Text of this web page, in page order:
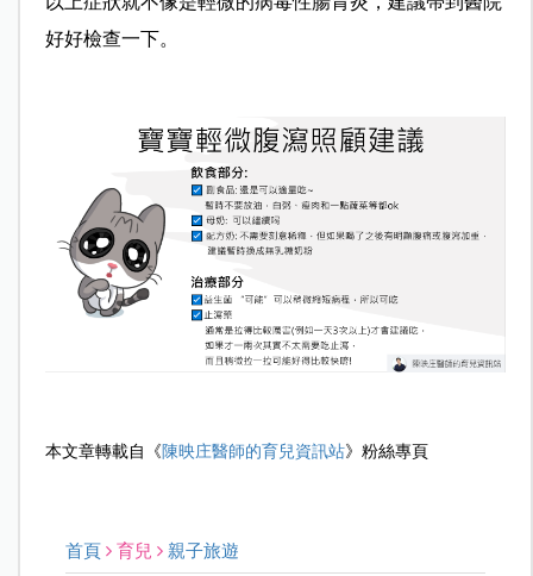
好好檢查一下。
本文章轉載自《 陳映庄醫師的育兒資訊站》粉絲專頁
首頁 育兒 親子旅遊